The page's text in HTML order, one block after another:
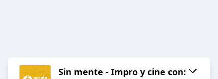
Sin mente - Impro y cine con: